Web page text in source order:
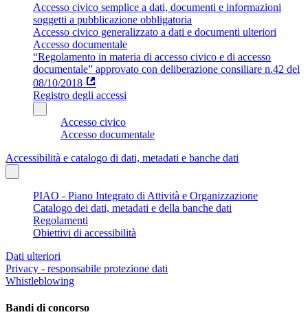
Accesso civico semplice a dati, documenti e informazioni
soggetti a pubblicazione obbligatoria
Accesso civico generalizzato a dati e documenti ulteriori
Accesso documentale
“Regolamento in materia di accesso civico e di accesso
documentale” approvato con deliberazione consiliare n.42 del
08/10/2018
Registro degli accessi
Accesso civico
Accesso documentale
Accessibilità e catalogo di dati, metadati e banche dati
PIAO - Piano Integrato di Attività e Organizzazione
Catalogo dei dati, metadati e della banche dati
Regolamenti
Obiettivi di accessibilità
Dati ulteriori
Privacy - responsabile protezione dati
Whistleblowing
Bandi di concorso